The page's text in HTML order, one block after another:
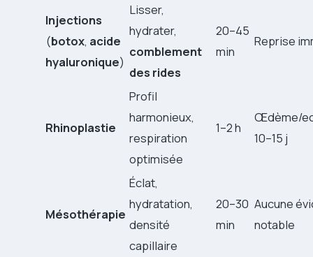
Injections
(botox, acide
hyaluronique)
Lisser,
hydrater,
comblement
des rides
20–45
min
Reprise
Rhinoplastie
Profil
harmonieux,
respiration
optimisée
1–2 h
Œdème/
10–15 j
Mésothérapie
Éclat,
hydratation,
densité
capillaire
20–30
min
Aucune
notable